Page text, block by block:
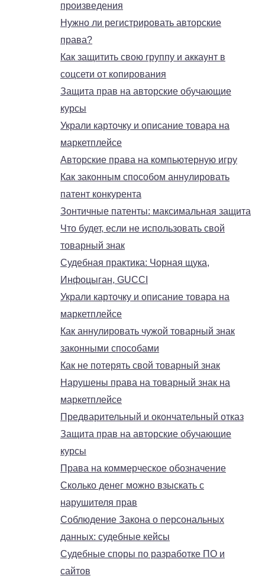
произведения
Нужно ли регистрировать авторские
права?
Как защитить свою группу и аккаунт в
соцсети от копирования
Защита прав на авторские обучающие
курсы
Украли карточку и описание товара на
маркетплейсе
Авторские права на компьютерную игру
Как законным способом аннулировать
патент конкурента
Зонтичные патенты: максимальная защита
Что будет, если не использовать свой
товарный знак
Судебная практика: Чорная щука,
Инфоцыган, GUCCI
Украли карточку и описание товара на
маркетплейсе
Как аннулировать чужой товарный знак
законными способами
Как не потерять свой товарный знак
Нарушены права на товарный знак на
маркетплейсе
Предварительный и окончательный отказ
Защита прав на авторские обучающие
курсы
Права на коммерческое обозначение
Сколько денег можно взыскать с
нарушителя прав
Соблюдение Закона о персональных
данных: судебные кейсы
Судебные споры по разработке ПО и
сайтов